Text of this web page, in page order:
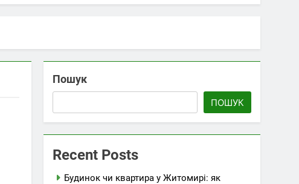
Пошук
ПОШУК
Recent Posts
Будинок чи квартира у Житомирі: як